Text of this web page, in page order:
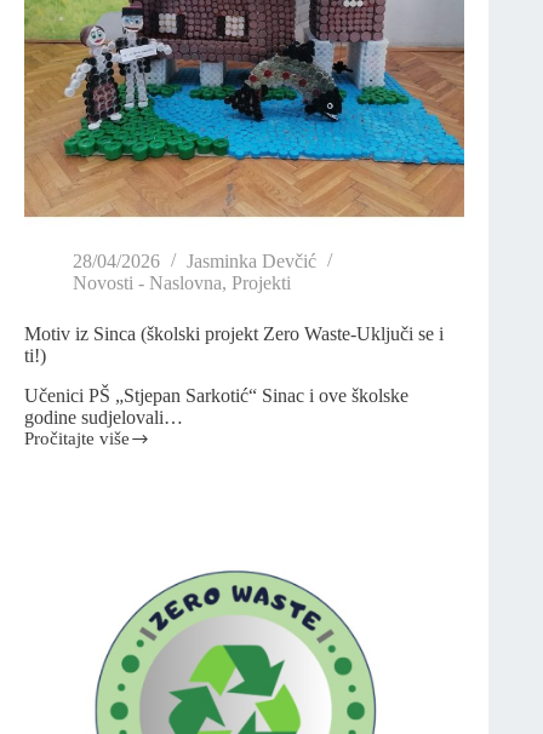
28/04/2026
Jasminka Devčić
Novosti - Naslovna, Projekti
Motiv iz Sinca (školski projekt Zero Waste-Uključi se i
ti!)
Učenici PŠ „Stjepan Sarkotić“ Sinac i ove školske
godine sudjelovali…
Pročitajte više